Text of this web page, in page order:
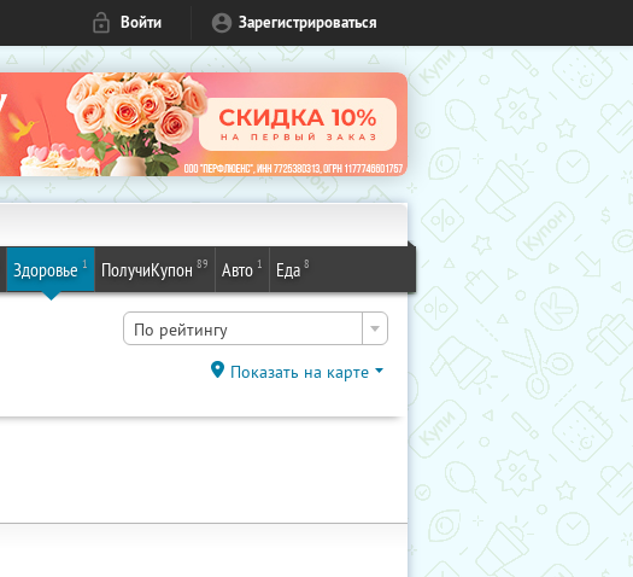
Войти Зарегистрироваться
Здоровье 1 ПолучиКупон 89 Авто 1 Еда 8
По рейтингу
Показать на карте